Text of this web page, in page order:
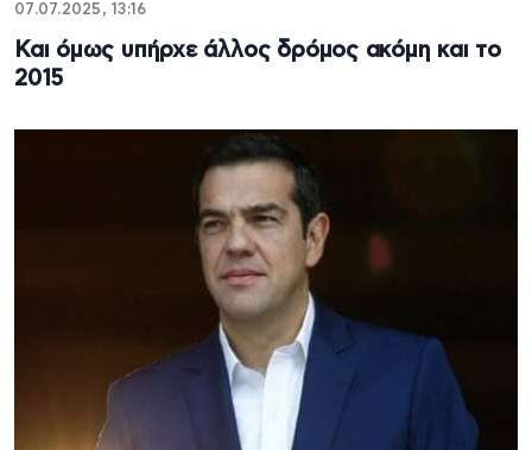
07.07.2025, 13:16
Και όμως υπήρχε άλλος δρόμος ακόμη και το
2015